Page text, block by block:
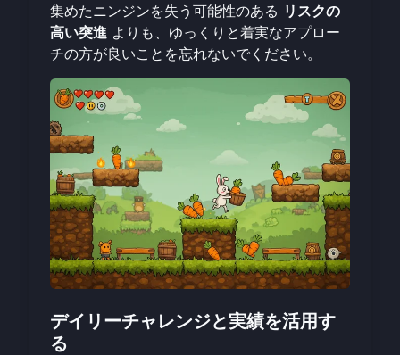
集めたニンジンを失う可能性のある リスクの
高い突進 よりも、ゆっくりと着実なアプロー
チの方が良いことを忘れないでください。
デイリーチャレンジと実績を活用す
る